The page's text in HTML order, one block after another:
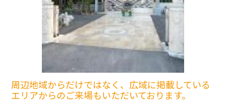
周辺地域からだけではなく、広域に掲載している
エリアからのご来場もいただいております。